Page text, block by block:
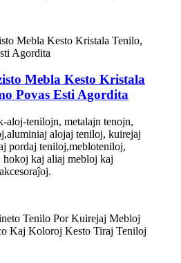
Mebla Kesto Kristala
Povas Esti Agordita
aloj-tenilojn, metalajn tenojn,
aluminiaj alojaj teniloj, kuirejaj
pordaj teniloj,mebloteniloj,
kaj aliaj mebloj kaj